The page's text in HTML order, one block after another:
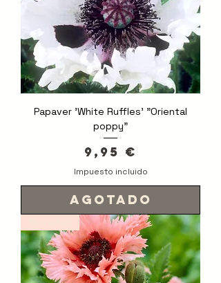
Papaver 'White Ruffles' "Oriental
poppy"
Precio
9,95 €
Impuesto incluido
Agotado